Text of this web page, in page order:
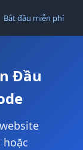
Bắt đầu miễn phí
Đầu
hoặc